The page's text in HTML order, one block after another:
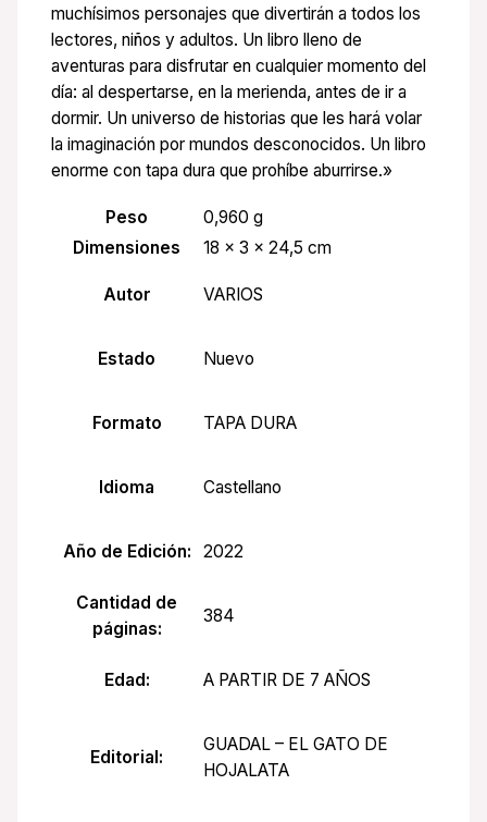
muchísimos personajes que divertirán a todos los
lectores, niños y adultos. Un libro lleno de
aventuras para disfrutar en cualquier momento del
día: al despertarse, en la merienda, antes de ir a
dormir. Un universo de historias que les hará volar
la imaginación por mundos desconocidos. Un libro
enorme con tapa dura que prohíbe aburrirse.»
Peso
0,960 g
Dimensiones
18 × 3 × 24,5 cm
Autor VARIOS
Estado Nuevo
Formato TAPA DURA
Idioma Castellano
Año de Edición: 2022
Cantidad de
páginas:
384
Edad: A PARTIR DE 7 AÑOS
Editorial:
GUADAL – EL GATO DE
HOJALATA